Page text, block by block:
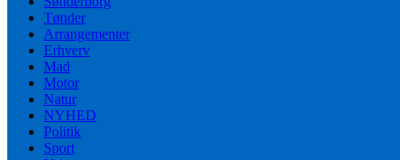
Tønder
Arrangementer
Erhverv
Mad
Motor
Natur
NYHED
Politik
Sport